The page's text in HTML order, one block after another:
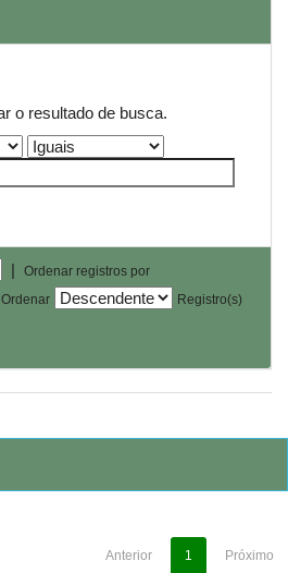
o resultado de busca.
|
Ordenar registros por
Ordenar
Registro(s)
Anterior 1 Próximo